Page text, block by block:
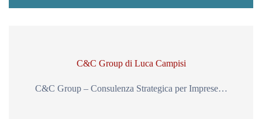
C&C Group di Luca Campisi
C&C Group – Consulenza Strategica per Imprese…